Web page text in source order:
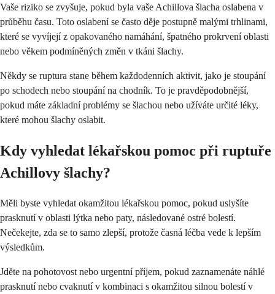
Vaše riziko se zvyšuje, pokud byla vaše Achillova šlacha oslabena v
průběhu času. Toto oslabení se často děje postupně malými trhlinami,
které se vyvíjejí z opakovaného namáhání, špatného prokrvení oblasti
nebo věkem podmíněných změn v tkáni šlachy.
Někdy se ruptura stane během každodenních aktivit, jako je stoupání
po schodech nebo stoupání na chodník. To je pravděpodobnější,
pokud máte základní problémy se šlachou nebo užíváte určité léky,
které mohou šlachy oslabit.
Kdy vyhledat lékařskou pomoc při ruptuře
Achillovy šlachy?
Měli byste vyhledat okamžitou lékařskou pomoc, pokud uslyšíte
prasknutí v oblasti lýtka nebo paty, následované ostré bolestí.
Nečekejte, zda se to samo zlepší, protože časná léčba vede k lepším
výsledkům.
Jděte na pohotovost nebo urgentní příjem, pokud zaznamenáte náhlé
prasknutí nebo cvaknutí v kombinaci s okamžitou silnou bolestí v